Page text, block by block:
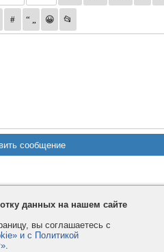
Privacy и Cookie
Помощь
данных на нашем сайте
вы соглашаетесь с
и с Политикой
.